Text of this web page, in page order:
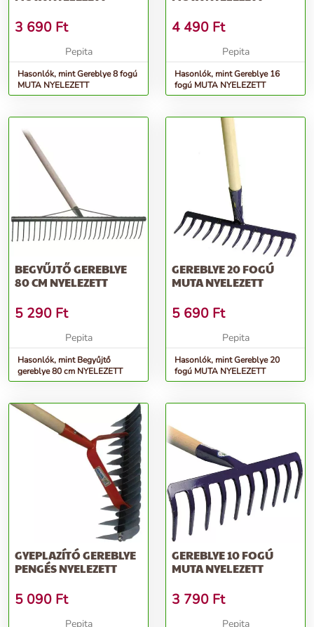
3 690 Ft
Pepita
Hasonlók, mint Gereblye 8 fogú
MUTA NYELEZETT
4 490 Ft
Pepita
Hasonlók, mint Gereblye 16
fogú MUTA NYELEZETT
BEGYŰJTŐ GEREBLYE
80 CM NYELEZETT
5 290 Ft
Pepita
Hasonlók, mint Begyűjtő
gereblye 80 cm NYELEZETT
GEREBLYE 20 FOGÚ
MUTA NYELEZETT
5 690 Ft
Pepita
Hasonlók, mint Gereblye 20
fogú MUTA NYELEZETT
GYEPLAZÍTÓ GEREBLYE
PENGÉS NYELEZETT
5 090 Ft
Pepita
GEREBLYE 10 FOGÚ
MUTA NYELEZETT
3 790 Ft
Pepita